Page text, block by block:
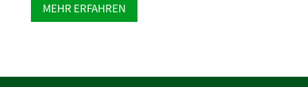
MEHR ERFAHREN